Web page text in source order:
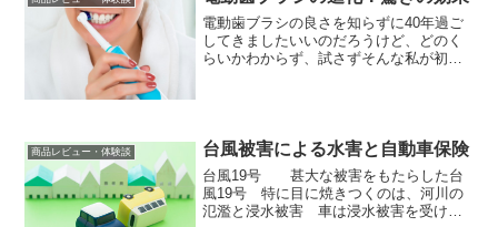
電動歯ブラシの良さを知らずに40年過ご
してきましたいいのだろうけど、どのく
らいかわからず、試さずそんな私が初め
商品レビュー・体験談 台風被害による水害と自動車保険
台風19号 甚大な被害をもたらした台
風19号 特に目に焼きつくのは、河川の
氾濫と浸水被害 車は浸水被害を受けた